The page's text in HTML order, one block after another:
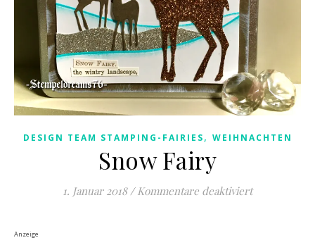
DESIGN TEAM STAMPING-FAIRIES, WEIHNACHTEN
Snow Fairy
1. Januar 2018 / Kommentare deaktiviertfür Snow
Anzeige